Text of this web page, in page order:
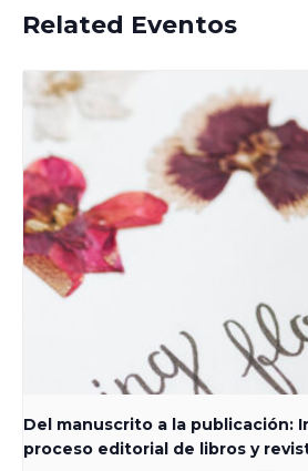
Related Eventos
Del manuscrito a la publicación:
proceso editorial de libros y